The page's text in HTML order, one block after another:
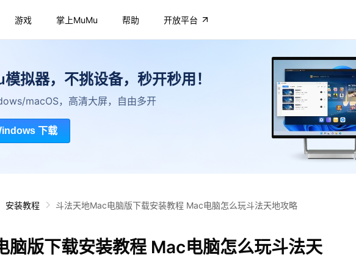
游戏 掌上MuMu 帮助 开放平台
拟器，不挑设备，秒开秒用！
macOS，高清大屏，自由多开
下载
安装教程 斗法天地Mac电脑版下载安装教程 Mac电脑怎么玩斗法天地攻略
脑版下载安装教程 Mac电脑怎么玩斗法天